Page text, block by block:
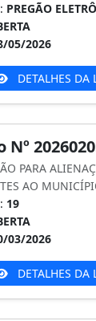
PREGÃO
05/2026
DETALHES DA
PARA
AO
19
03/2026
DETALHES DA